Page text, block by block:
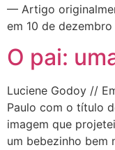
— Artigo
em 10 de dezembro
O pai:
Luciene Godoy //
Paulo com o título
imagem que
um bebezinho bem